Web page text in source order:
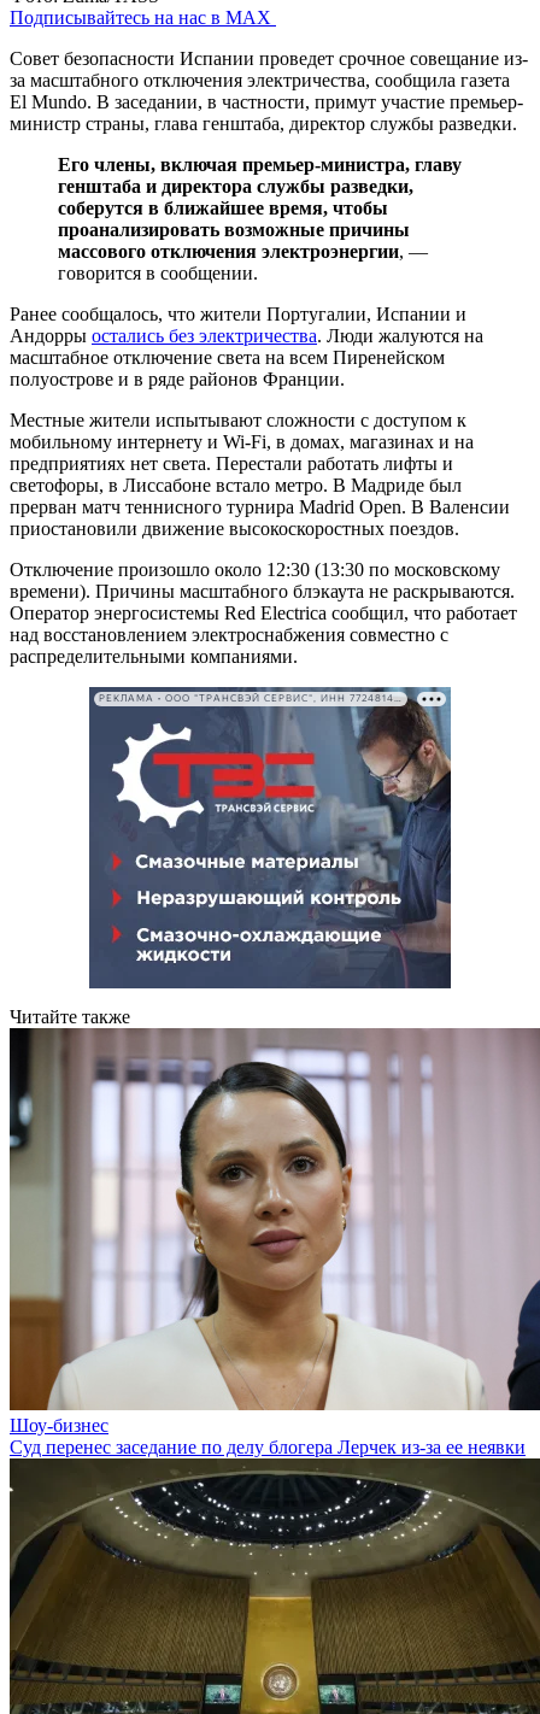
Подписывайтесь на нас в MAX
Совет безопасности Испании проведет срочное совещание из-
за масштабного отключения электричества, сообщила газета
El Mundo. В заседании, в частности, примут участие премьер-
министр страны, глава генштаба, директор службы разведки.
Его члены, включая премьер-министра, главу
генштаба и директора службы разведки,
соберутся в ближайшее время, чтобы
проанализировать возможные причины
массового отключения электроэнергии, —
говорится в сообщении.
Ранее сообщалось, что жители Португалии, Испании и
Андорры остались без электричества. Люди жалуются на
масштабное отключение света на всем Пиренейском
полуострове и в ряде районов Франции.
Местные жители испытывают сложности с доступом к
мобильному интернету и Wi-Fi, в домах, магазинах и на
предприятиях нет света. Перестали работать лифты и
светофоры, в Лиссабоне встало метро. В Мадриде был
прерван матч теннисного турнира Madrid Open. В Валенсии
приостановили движение высокоскоростных поездов.
Отключение произошло около 12:30 (13:30 по московскому
времени). Причины масштабного блэкаута не раскрываются.
Оператор энергосистемы Red Electrica сообщил, что работает
над восстановлением электроснабжения совместно с
распределительными компаниями.
РЕКЛАМА • ООО "ТРАНСВЭЙ СЕРВИС", ИНН 7724814198
Читайте также
Шоу-бизнес
Суд перенес заседание по делу блогера Лерчек из-за ее неявки